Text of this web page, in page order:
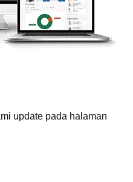
update pada halaman